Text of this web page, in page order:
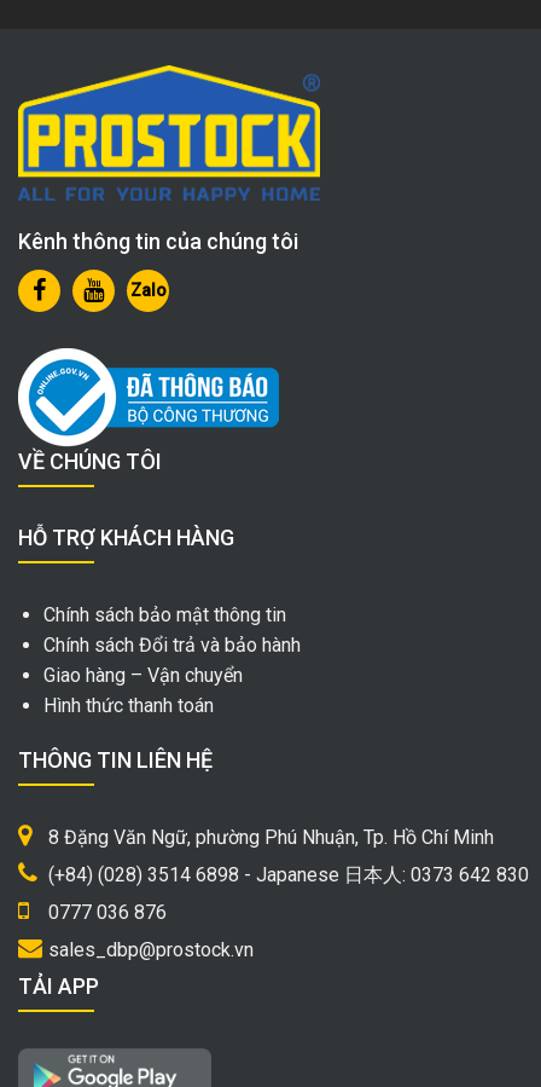
Kênh thông tin của chúng tôi
Zalo
VỀ CHÚNG TÔI
HỖ TRỢ KHÁCH HÀNG
Chính sách bảo mật thông tin
Chính sách Đổi trả và bảo hành
Giao hàng – Vận chuyển
Hình thức thanh toán
THÔNG TIN LIÊN HỆ
8 Đặng Văn Ngữ, phường Phú Nhuận, Tp. Hồ Chí Minh
(+84) (028) 3514 6898 - Japanese 日本人: 0373 642 830
0777 036 876
sales_dbp@prostock.vn
TẢI APP